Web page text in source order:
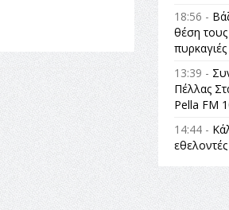
18:56 -
θέση
πυρκαγιές
13:39 -
Πέλλας
Pella FM
14:44 -
14:23 -